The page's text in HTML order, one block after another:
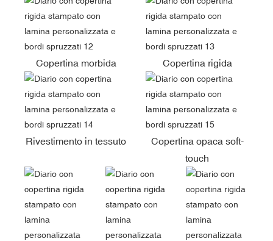
Copertina morbida Copertina rigida
Rivestimento in tessuto
Copertina opaca soft-
touch